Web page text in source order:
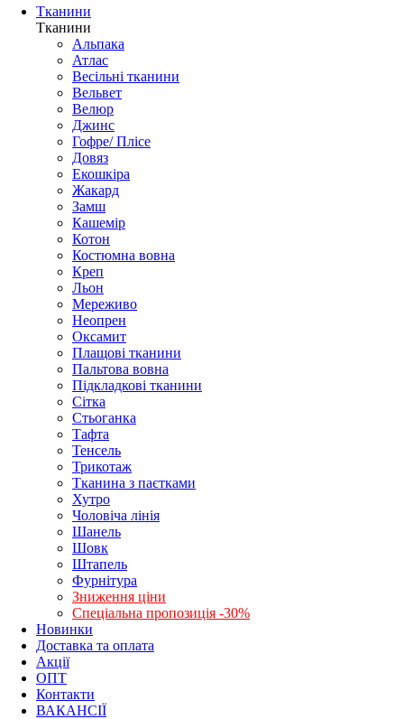
Тканини
Тканини
Альпака
Атлас
Весільні тканини
Вельвет
Велюр
Джинс
Гофре/ Плісе
Довяз
Екошкіра
Жакард
Замш
Кашемір
Котон
Костюмна вовна
Креп
Льон
Мереживо
Неопрен
Оксамит
Плащові тканини
Пальтова вовна
Підкладкові тканини
Сітка
Стьоганка
Тафта
Тенсель
Трикотаж
Тканина з паєтками
Хутро
Чоловіча лінія
Шанель
Шовк
Штапель
Фурнітура
Зниження ціни
Спеціальна пропозиція -30%
Новинки
Доставка та оплата
Акції
ОПТ
Контакти
ВАКАНСІЇ